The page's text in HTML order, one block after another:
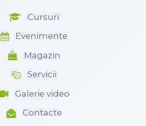
Cursuri
Evenimente
Magazin
Servicii
Galerie video
Contacte